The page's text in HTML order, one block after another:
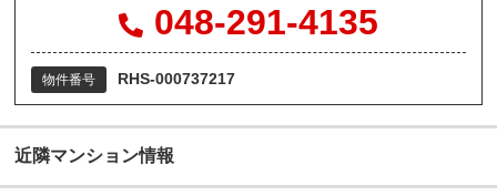
048-291-4135
物件番号 RHS-000737217
近隣マンション情報